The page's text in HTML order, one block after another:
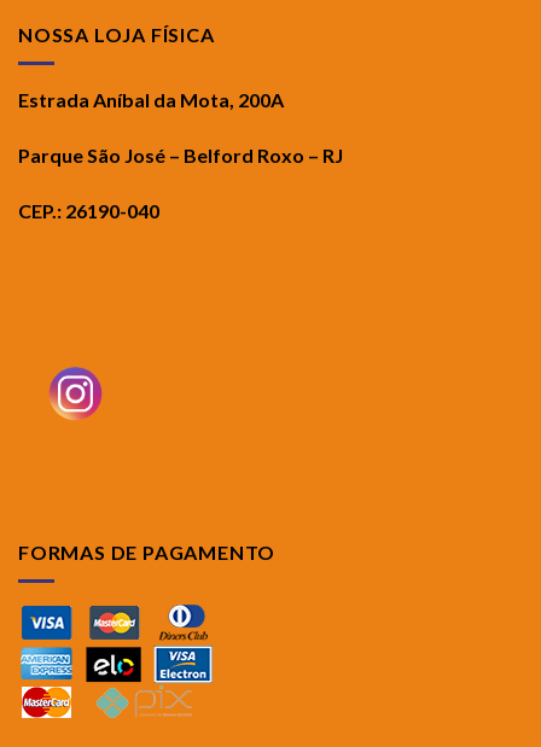
NOSSA LOJA FÍSICA
Estrada Aníbal da Mota, 200A
Parque São José – Belford Roxo – RJ
CEP.: 26190-040
FORMAS DE PAGAMENTO